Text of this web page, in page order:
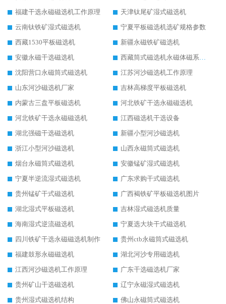
福建干选永磁磁选机工作原理
天津钛尾矿湿式磁选机
云南钛铁矿湿式磁选机
宁夏平板磁选机选矿规格参数
西藏1530平板磁选机
新疆永磁铁矿磁选机
安徽永磁干选磁选机
西藏筒式磁选机永磁体磁系设计
沈阳营口永磁筒式磁选机
江苏河沙磁选机工作原理
山东河沙磁选机厂家
吉林高梯度平板磁选机
内蒙古三盘平板磁选机
河北铁矿干选永磁磁选机
河北铁矿干选永磁磁选机
江西磁选机干选设备
湖北强磁干选磁选机
新疆小型河沙磁选机
浙江小型河沙磁选机
山西永磁筒式磁选机
烟台永磁筒式磁选机
安徽锰矿湿式磁选机
宁夏半逆流湿式磁选机
广东求购干式磁选机
贵州锰矿干式磁选机
广西褐铁矿平板磁选机图片
湖北湿式平板磁选机
吉林湿式磁选机质量
海南湿式逆流磁选机
宁夏选大块干式磁选机
四川铁矿干选永磁磁选机制作
贵州ctb永磁筒式磁选机
福建鼓形永磁磁选机
湖北河沙专用磁选机
江西河沙磁选机工作原理
广东干选磁选机厂家
贵州矿山干选磁选机
辽宁永磁湿式磁选机
贵州湿式磁选机结构
佛山永磁筒式磁选机